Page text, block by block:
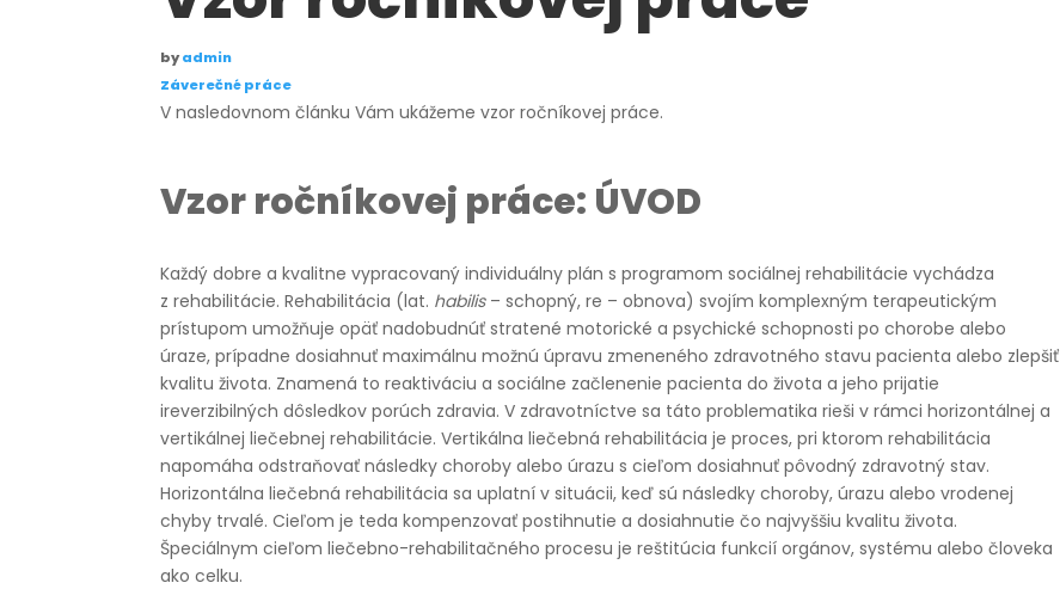
byadmin
Záverečné práce
V nasledovnom článku Vám ukážeme vzor ročníkovej práce.
Vzor ročníkovej práce: ÚVOD
Každý dobre a kvalitne vypracovaný individuálny plán s programom sociálnej rehabilitácie vychádza
z rehabilitácie. Rehabilitácia (lat. habilis– schopný, re – obnova) svojím komplexným terapeutickým
prístupom umožňuje opäť nadobudnúť stratené motorické a psychické schopnosti po chorobe alebo
úraze, prípadne dosiahnuť maximálnu možnú úpravu zmeneného zdravotného stavu pacienta alebo zlepšiť
kvalitu života. Znamená to reaktiváciu a sociálne začlenenie pacienta do života a jeho prijatie
ireverzibilných dôsledkov porúch zdravia. V zdravotníctve sa táto problematika rieši v rámci horizontálnej a
vertikálnej liečebnej rehabilitácie. Vertikálna liečebná rehabilitácia je proces, pri ktorom rehabilitácia
napomáha odstraňovať následky choroby alebo úrazu s cieľom dosiahnuť pôvodný zdravotný stav.
Horizontálna liečebná rehabilitácia sa uplatní v situácii, keď sú následky choroby, úrazu alebo vrodenej
chyby trvalé. Cieľom je teda kompenzovať postihnutie a dosiahnutie čo najvyššiu kvalitu života.
Špeciálnym cieľom liečebno-rehabilitačného procesu je reštitúcia funkcií orgánov, systému alebo človeka
ako celku.